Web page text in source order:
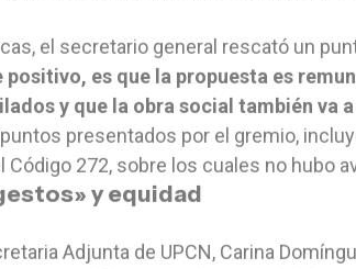
el secretario general rescató un
es que la propuesta es
y que la obra social también va
presentados por el gremio,
Código 272, sobre los cuales no hubo
y equidad
Adjunta de UPCN, Carina